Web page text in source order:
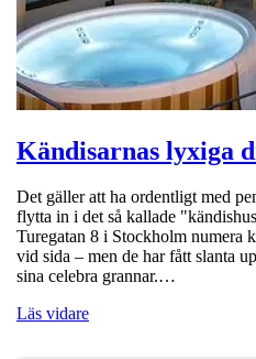
Kändisarnas lyxiga
Det gäller att ha ordentligt med
flytta in i det så kallade
Turegatan 8 i Stockholm numera
vid sida – men de har fått slanta
sina celebra grannar.…
Läs vidare